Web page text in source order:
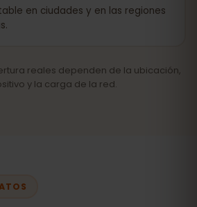
en ciudades y en las regiones
reales dependen de la ubicación,
y la carga de la red.